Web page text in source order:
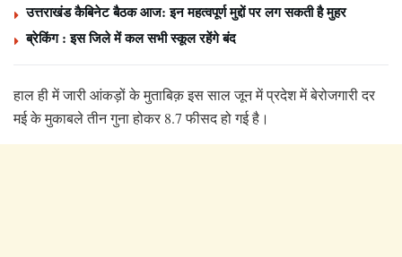
उत्तराखंड कैबिनेट बैठक आज: इन महत्वपूर्ण मुद्दों पर लग सकती है मुहर
ब्रेकिंग : इस जिले में कल सभी स्कूल रहेंगे बंद
हाल ही में जारी आंकड़ों के मुताबिक़ इस साल जून में प्रदेश में बेरोजगारी दर
मई के मुकाबले तीन गुना होकर 8.7 फीसद हो गई है।